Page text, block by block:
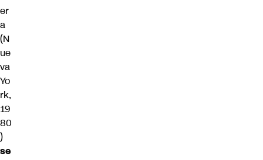
er
a
(N
ue
va
Yo
rk,
19
80
)
se